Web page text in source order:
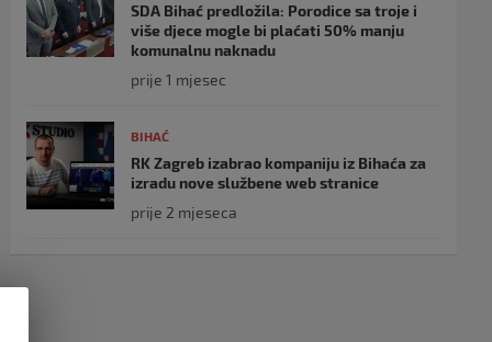
SDA Bihać predložila: Porodice sa troje i
više djece mogle bi plaćati 50% manju
komunalnu naknadu
prije 1 mjesec
BIHAĆ
RK Zagreb izabrao kompaniju iz Bihaća za
izradu nove službene web stranice
prije 2 mjeseca